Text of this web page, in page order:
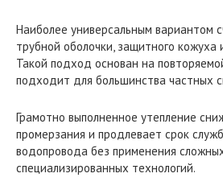
Наиболее универсальным вариантом
трубной оболочки, защитного кожуха
Такой подход основан на
подходит для большинства частных
Грамотно выполненное утепление
промерзания и продлевает срок
водопровода без применения
специализированных технологий.